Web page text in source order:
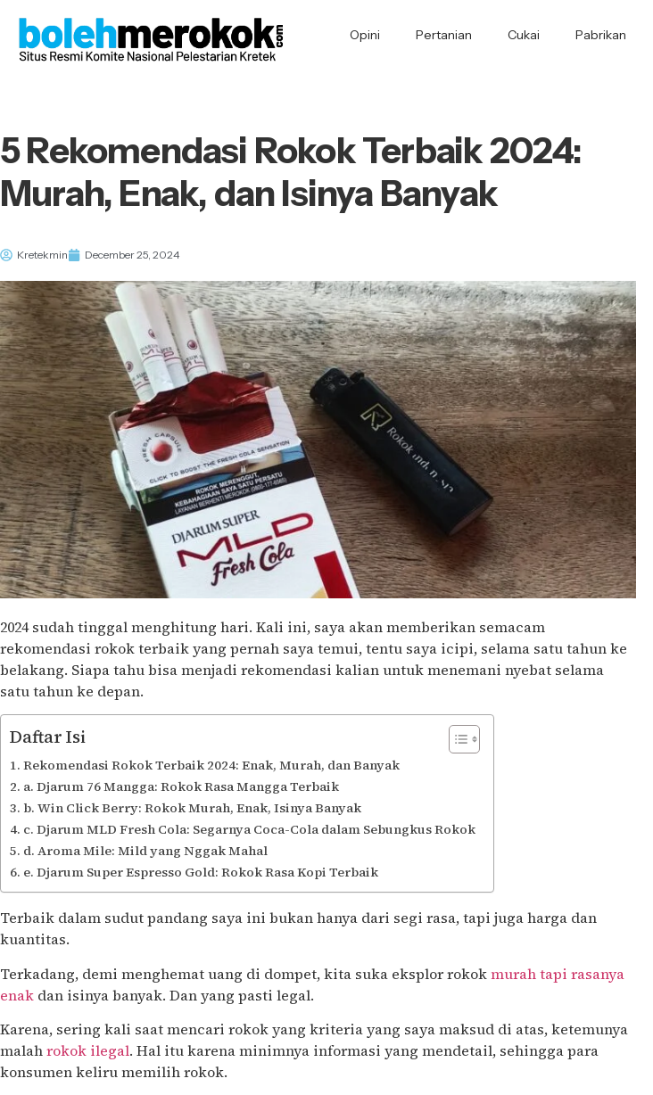
Opini Pertanian Cukai Pabrikan
5 Rekomendasi Rokok Terbaik 2024:
Murah, Enak, dan Isinya Banyak
Kretekmin December 25, 2024
2024 sudah tinggal menghitung hari. Kali ini, saya akan memberikan semacam
rekomendasi rokok terbaik yang pernah saya temui, tentu saya icipi, selama satu tahun ke
belakang. Siapa tahu bisa menjadi rekomendasi kalian untuk menemani nyebat selama
satu tahun ke depan.
Daftar Isi
Rekomendasi Rokok Terbaik 2024: Enak, Murah, dan Banyak
a. Djarum 76 Mangga: Rokok Rasa Mangga Terbaik
b. Win Click Berry: Rokok Murah, Enak, Isinya Banyak
c. Djarum MLD Fresh Cola: Segarnya Coca-Cola dalam Sebungkus Rokok
d. Aroma Mile: Mild yang Nggak Mahal
e. Djarum Super Espresso Gold: Rokok Rasa Kopi Terbaik
Terbaik dalam sudut pandang saya ini bukan hanya dari segi rasa, tapi juga harga dan
kuantitas.
Terkadang, demi menghemat uang di dompet, kita suka eksplor rokokmurah tapi rasanya
enak dan isinya banyak. Dan yang pasti legal.
Karena, sering kali saat mencari rokok yang kriteria yang saya maksud di atas, ketemunya
malahrokok ilegal. Hal itu karena minimnya informasi yang mendetail, sehingga para
konsumen keliru memilih rokok.